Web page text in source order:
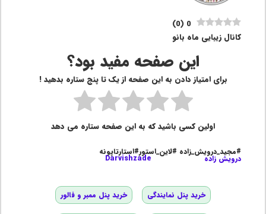
0
(
0
)
کانال زیبایی ماه بانو
این صفحه مفید بود؟
برای امتیاز دادن به این صفحه از یک تا پنج ستاره بدهید !
اولین کسی باشید که به این صفحه ستاره می دهد
#مجید_درویش_زاده #لاین_استور#استارتاپونه
درویش زاده Darvishzade
خرید پنل نمایندگی خرید پنل ممبر و فالور